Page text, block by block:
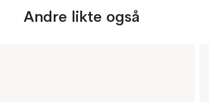
Andre likte også